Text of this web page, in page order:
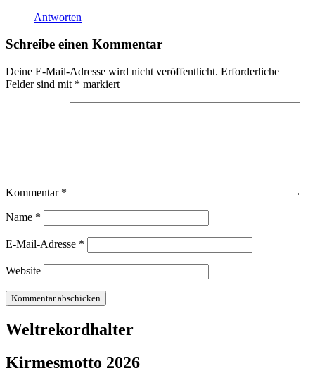
Antworten
Schreibe einen Kommentar
Deine E-Mail-Adresse wird nicht veröffentlicht. Erforderliche
Felder sind mit * markiert
Kommentar *
Name *
E-Mail-Adresse *
Website
Weltrekordhalter
Kirmesmotto 2026